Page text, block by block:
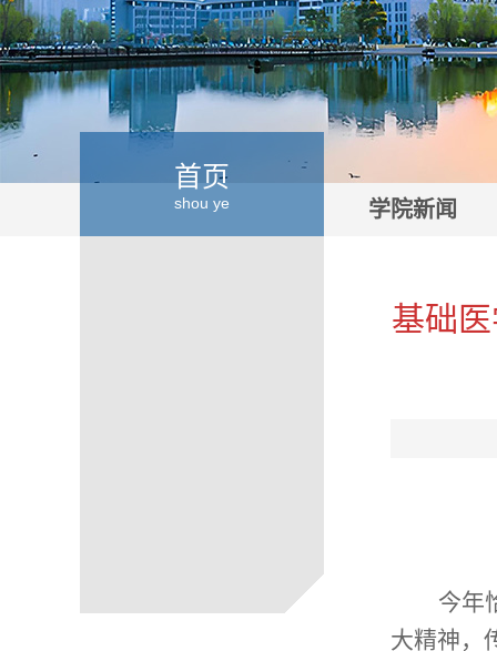
首页
shou ye 学院新闻
基础
今年
大精神，